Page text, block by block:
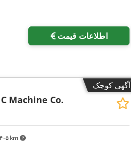
اطلاعات قیمت
آگهی کوچک
۳٬۴۰۵ km
Machine Co.